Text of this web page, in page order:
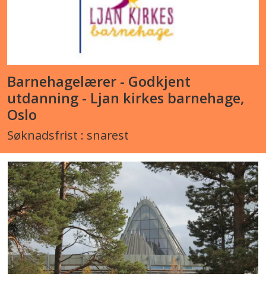
Barnehagelærer - Godkjent
utdanning - Ljan kirkes barnehage,
Oslo
Søknadsfrist : snarest